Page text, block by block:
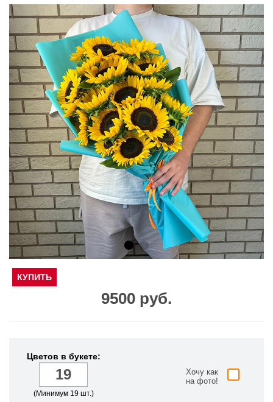
9500 руб.
КУПИТЬ
Цветов в букете:
(Минимум 19 шт.)
Хочу как
на фото!